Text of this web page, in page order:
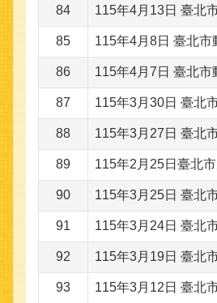
84 115年4月13日 臺北
85 115年4月8日 臺北
86 115年4月7日 臺北
87 115年3月30日 臺北
88 115年3月27日 臺北
89 115年2月25日臺北
90 115年3月25日 臺北
91 115年3月24日 臺北
92 115年3月19日 臺北
93 115年3月12日 臺北